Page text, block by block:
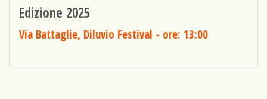
Edizione 2025
Via Battaglie, Diluvio Festival - ore: 13:00